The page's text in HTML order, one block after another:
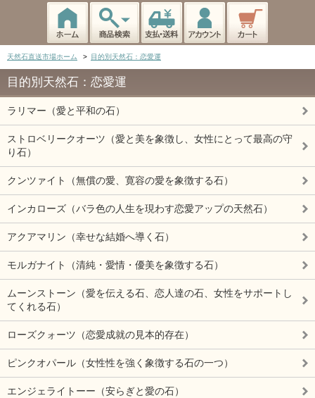
天然石直送市場ホーム > 目的別天然石：恋愛運
目的別天然石：恋愛運
ラリマー（愛と平和の石）
ストロベリークオーツ（愛と美を象徴し、女性にとって最高の守
り石）
クンツァイト（無償の愛、寛容の愛を象徴する石）
インカローズ（バラ色の人生を現わす恋愛アップの天然石）
アクアマリン（幸せな結婚へ導く石）
モルガナイト（清純・愛情・優美を象徴する石）
ムーンストーン（愛を伝える石、恋人達の石、女性をサポートし
てくれる石）
ローズクォーツ（恋愛成就の見本的存在）
ピンクオパール（女性性を強く象徴する石の一つ）
エンジェライトーー（安らぎと愛の石）